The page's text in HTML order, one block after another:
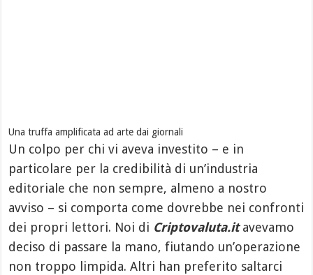
Una truffa amplificata ad arte dai giornali
Un colpo per chi vi aveva investito – e in
particolare per la credibilità di un’industria
editoriale che non sempre, almeno a nostro
avviso – si comporta come dovrebbe nei confronti
dei propri lettori. Noi di Criptovaluta.itavevamo
deciso di passare la mano, fiutando un’operazione
non troppo limpida. Altri han preferito saltarci